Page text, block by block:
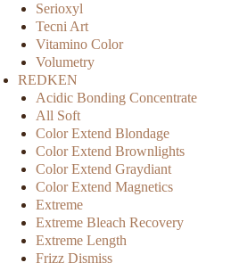
Serioxyl
Tecni Art
Vitamino Color
Volumetry
REDKEN
Acidic Bonding Concentrate
All Soft
Color Extend Blondage
Color Extend Brownlights
Color Extend Graydiant
Color Extend Magnetics
Extreme
Extreme Bleach Recovery
Extreme Length
Frizz Dismiss